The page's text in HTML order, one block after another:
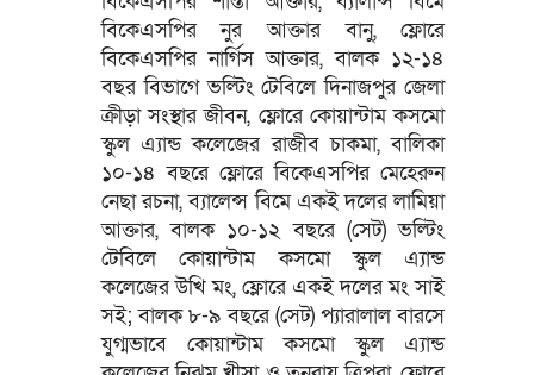
বিকেএসপির নুর আক্তার বানু, ফ্লোরে
বিকেএসপির নার্গিস আক্তার, বালক ১২-১৪
বছর বিভাগে ভল্টিং টেবিলে দিনাজপুর জেলা
ক্রীড়া সংস্থার জীবন, ফ্লোরে কোয়ান্টাম কসমো
স্কুল এ্যান্ড কলেজের রাজীব চাকমা, বালিকা
১০-১৪ বছরে ফ্লোরে বিকেএসপির মেহেরুন
নেছা রচনা, ব্যালেন্স বিমে একই দলের লামিয়া
আক্তার, বালক ১০-১২ বছরে (সেট) ভল্টিং
টেবিলে কোয়ান্টাম কসমো স্কুল এ্যান্ড
কলেজের উখি মং, ফ্লোরে একই দলের মং সাই
সই; বালক ৮-৯ বছরে (সেট) প্যারালাল বারসে
যুগ্মভাবে কোয়ান্টাম কসমো স্কুল এ্যান্ড